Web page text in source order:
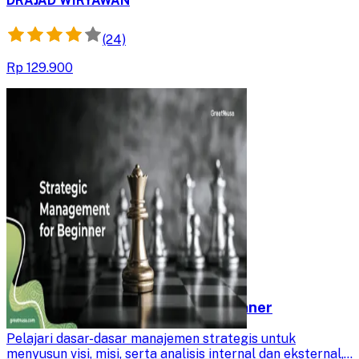
(24)
Rp 129.900
Strategic Management for Beginner
Pelajari dasar-dasar manajemen strategis untuk
menyusun visi, misi, serta analisis internal dan eksternal,